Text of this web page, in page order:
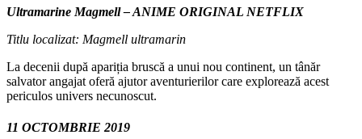
Ultramarine Magmell – ANIME ORIGINAL NETFLIX
Titlu localizat: Magmell ultramarin
La decenii după apariția bruscă a unui nou continent, un tânăr
salvator angajat oferă ajutor aventurierilor care explorează acest
periculos univers necunoscut.
11 OCTOMBRIE 2019